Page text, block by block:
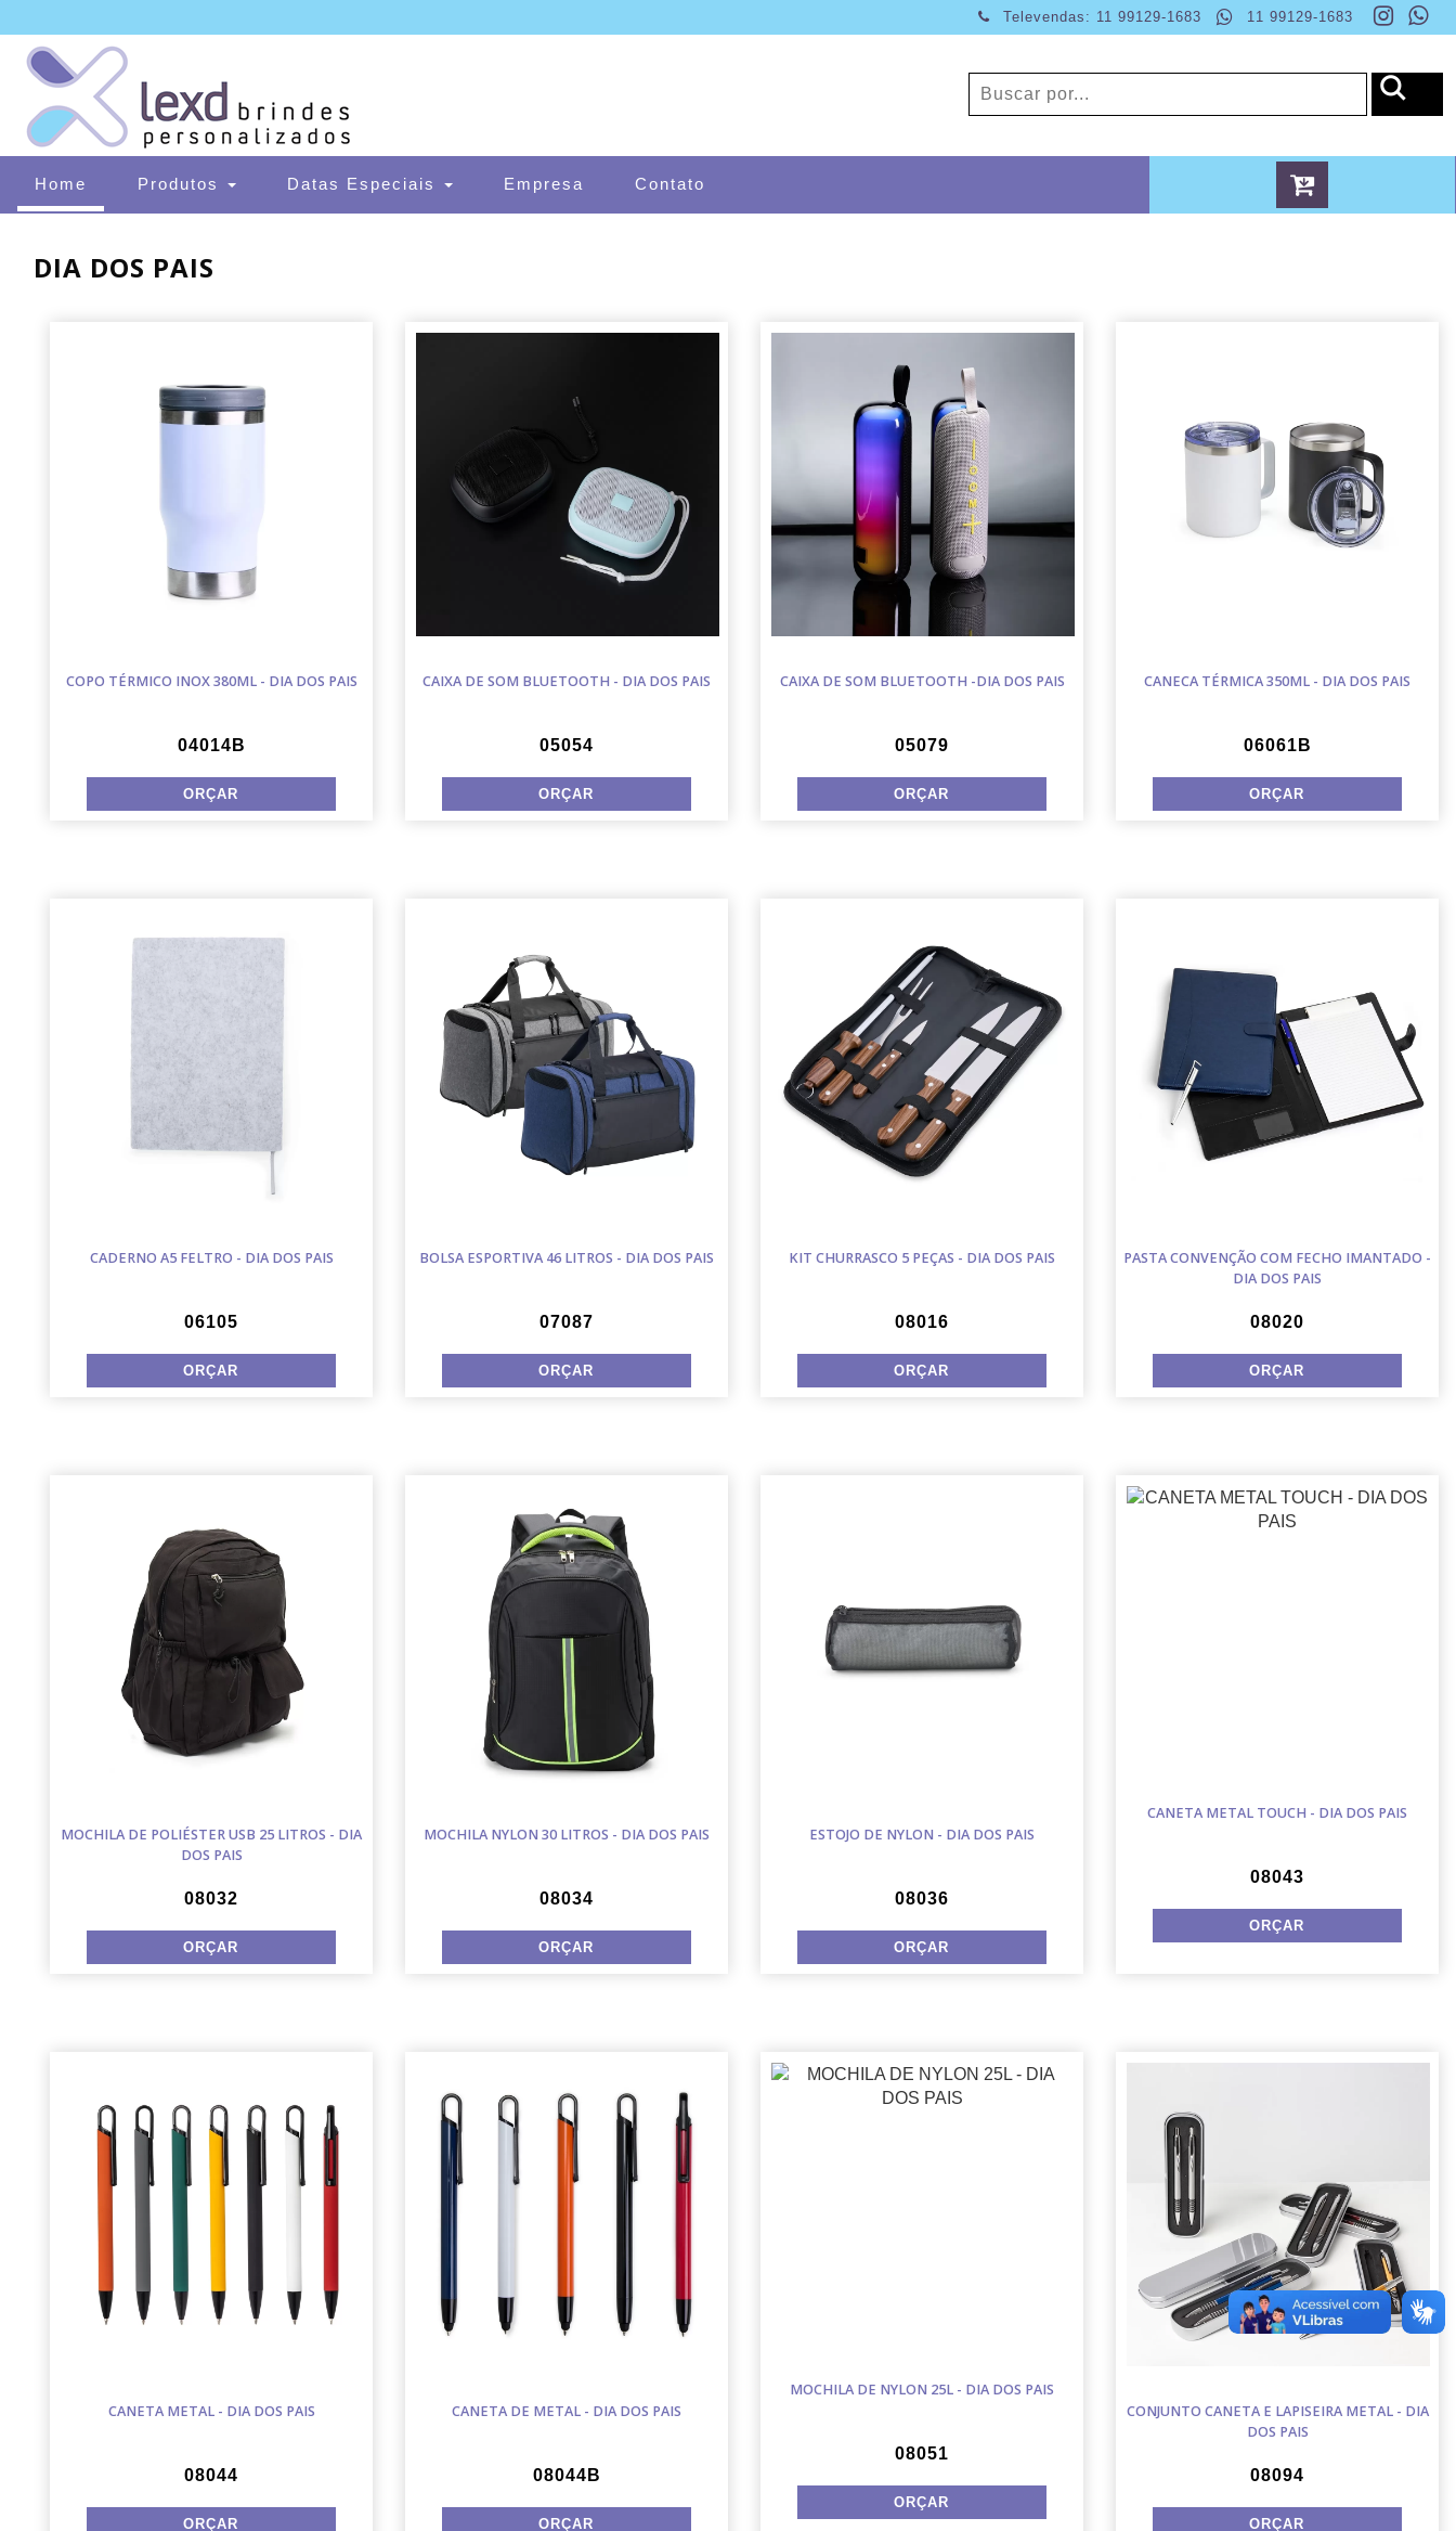
Televendas: 11 99129-1683 11 99129-1683
Home (current)Produtos Datas Especiais Empresa Contato
DIA DOS PAIS
COPO TÉRMICO INOX 380ML - DIA DOS PAIS
04014B
CAIXA DE SOM BLUETOOTH - DIA DOS PAIS
05054
CAIXA DE SOM BLUETOOTH -DIA DOS PAIS
05079
CANECA TÉRMICA 350ML - DIA DOS PAIS
06061B
CADERNO A5 FELTRO - DIA DOS PAIS
06105
BOLSA ESPORTIVA 46 LITROS - DIA DOS PAIS
07087
KIT CHURRASCO 5 PEÇAS - DIA DOS PAIS
08016
PASTA CONVENÇÃO COM FECHO IMANTADO -
DIA DOS PAIS
08020
MOCHILA DE POLIÉSTER USB 25 LITROS - DIA
DOS PAIS
08032
MOCHILA NYLON 30 LITROS - DIA DOS PAIS
08034
ESTOJO DE NYLON - DIA DOS PAIS
08036
CANETA METAL TOUCH - DIA DOS PAIS
08043
CANETA METAL - DIA DOS PAIS
08044
CANETA DE METAL - DIA DOS PAIS
08044B
MOCHILA DE NYLON 25L - DIA DOS PAIS
08051
CONJUNTO CANETA E LAPISEIRA METAL - DIA
DOS PAIS
08094